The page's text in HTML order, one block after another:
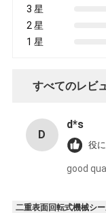
3 星
2 星
1 星
すべてのレビ
D
d*s
役
good
二重表面回転式機械シ